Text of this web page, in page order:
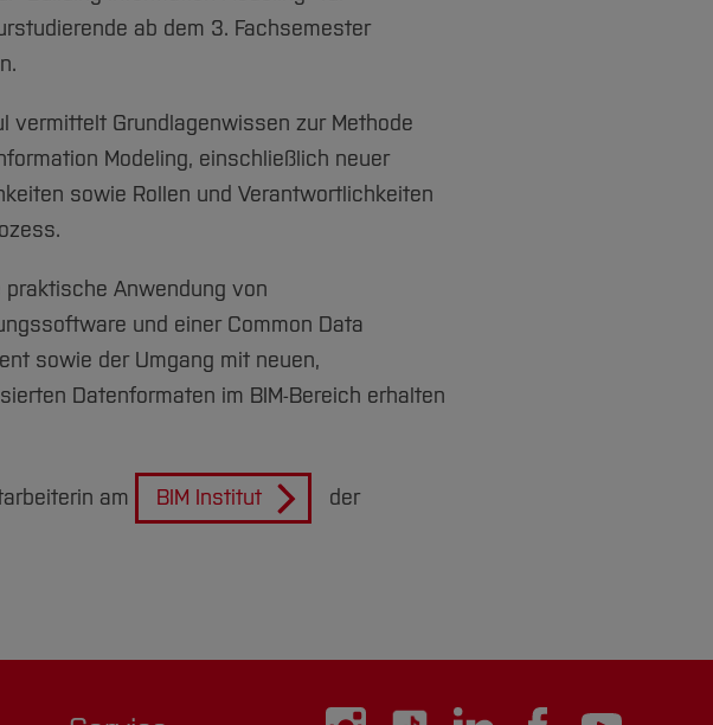
ab dem 3. Fachsemester
vermittelt Grundlagenwissen zur Methode
Modeling, einschließlich neuer
sowie Rollen und Verantwortlichkeiten
praktische Anwendung von
und einer Common Data
sowie der Umgang mit neuen,
Datenformaten im BIM-Bereich erhalten
am BIM Institut
der